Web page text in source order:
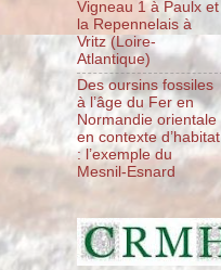
Vigneau 1 à Paulx et
la Repennelais à
Vritz (Loire-
Atlantique)
Des oursins fossiles
à l’âge du Fer en
Normandie orientale
en contexte d’habitat
: l’exemple du
Mesnil-Esnard